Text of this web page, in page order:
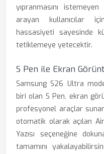
yıpranmasını
arayan kullanıcılar
hassasiyeti sayesinde
tetiklemeye yetecektir.
S Pen ile Ekran
Samsung S26 Ultra
biri olan S Pen, ekran
profesyonel araçlar sunar.
otomatik olarak açılan
Yazısı seçeneğine
tamamını